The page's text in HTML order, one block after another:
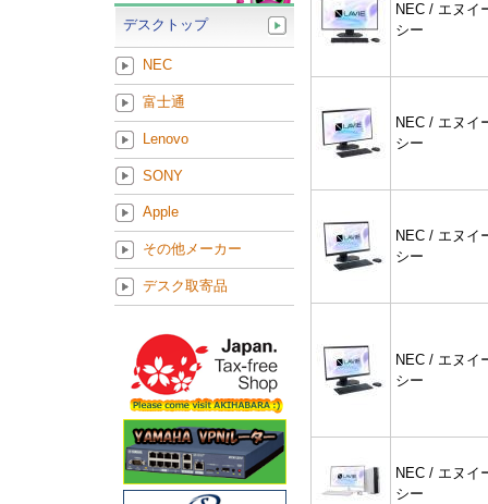
NEC / エヌイ
シー
NEC / エヌイ
シー
NEC / エヌイ
シー
NEC / エヌイ
シー
NEC / エヌイ
シー
デスクトップ
NEC
富士通
Lenovo
SONY
Apple
その他メーカー
デスク取寄品